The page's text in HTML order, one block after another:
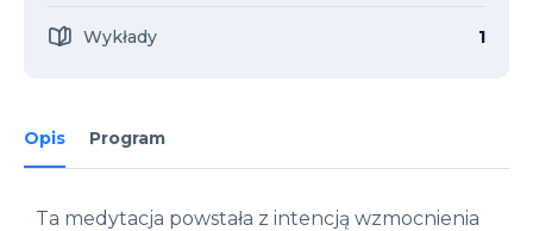
Opis Program
Ta medytacja powstała z intencją wzmocnienia
Wykłady 1